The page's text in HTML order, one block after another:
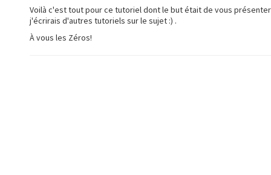
Voilà c'est tout pour ce tutoriel dont le but était de vous
j'écrirais d'autres tutoriels sur le sujet :) .
À vous les Zéros!